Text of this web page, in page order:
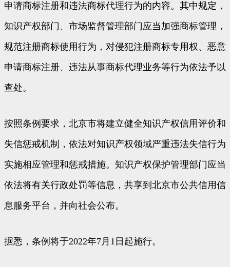
申请商标注册和违法商标代理行为的内容。其中规定，
知识产权部门、市场监督管理部门应当加强商标管理，
规范注册商标使用行为，对侵犯注册商标专用权、恶意
申请商标注册、违法从事商标代理业务等行为依法予以
查处。
按照条例要求，北京市将建立健全知识产权信用评价和
失信惩戒机制，依法对知识产权领域严重违法失信行为
实施相应管理和惩戒措施。知识产权保护管理部门应当
依法将有关行政处罚等信息，共享到北京市公共信用信
息服务平台，并向社会公布。
据悉，条例将于2022年7月1日起施行。